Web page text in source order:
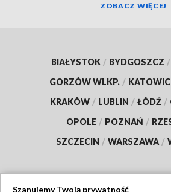
ZOBACZ WIĘCEJ
BIAŁYSTOK / BYDGOSZCZ /
GORZÓW WLKP. /
KRAKÓW / LUBLIN / ŁÓDŹ /
OPOLE / POZNAŃ /
SZCZECIN / WARSZAWA /
Szanujemy Twoją prywatność